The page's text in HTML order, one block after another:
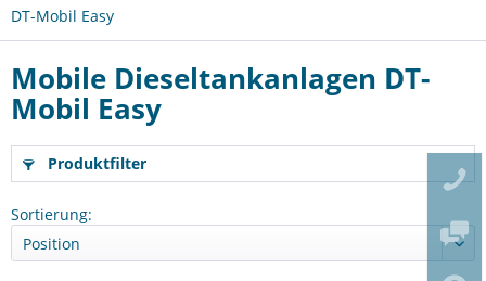
DT-Mobil Easy
Mobile Dieseltankanlagen DT-
Mobil Easy
Produktfilter
Sortierung: